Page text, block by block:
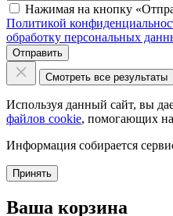
Нажимая на кнопку
Политикой
обработку персональных
Отправить
Смотреть все результаты
Используя данный сайт, вы
файлов cookie, помогающих
Информация собирается
Принять
Ваша корзина